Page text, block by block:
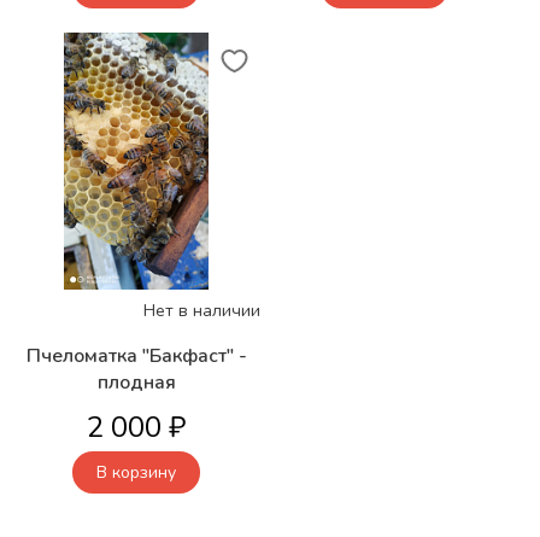
Нет в наличии
Пчеломатка "Бакфаст" -
плодная
2 000 ₽
В корзину